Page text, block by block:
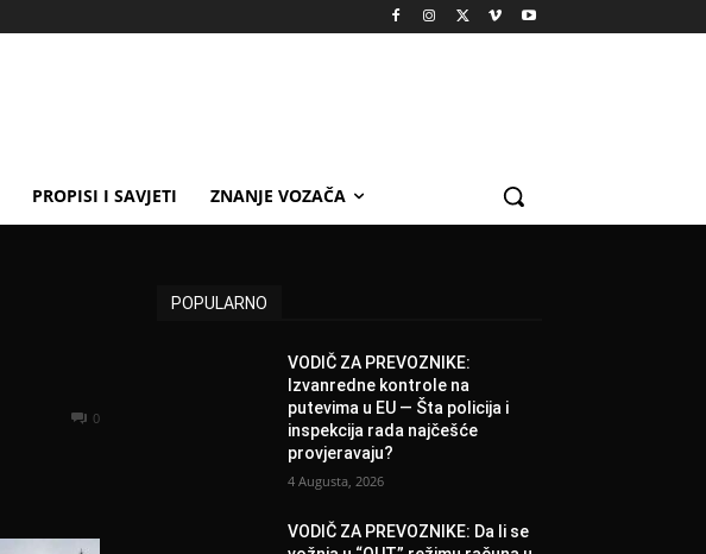
PROPISI I SAVJETI ZNANJE VOZAČA
0
POPULARNO
VODIČ ZA PREVOZNIKE:
Izvanredne kontrole na
putevima u EU — Šta policija i
inspekcija rada najčešće
provjeravaju?
4 Augusta, 2026
VODIČ ZA PREVOZNIKE: Da li se